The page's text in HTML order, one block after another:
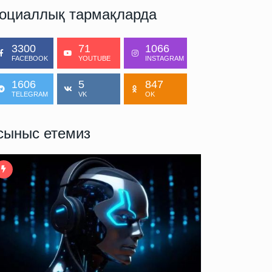
тармақларда
3300
FACEBOOK
71
YOUTUBE
1066
INSTAGRAM
1606
TELEGRAM
5
VK
847
OK
етемиз